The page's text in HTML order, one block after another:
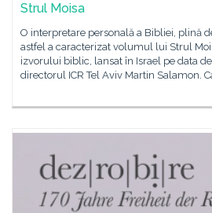
Strul Moisa
O interpretare personală a Bibliei, plină
astfel a caracterizat volumul lui Strul
izvorului biblic, lansat în Israel pe data
directorul ICR Tel Aviv Martin Salamon.